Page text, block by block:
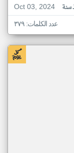
Oct 03, 2024
سنة
عدد الكلمات: ٣٧٩